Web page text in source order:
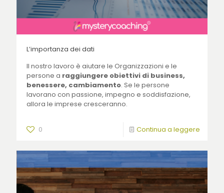
L’importanza dei dati
Il nostro lavoro è aiutare le Organizzazioni e le
persone a raggiungere obiettivi di business,
benessere, cambiamento. Se le persone
lavorano con passione, impegno e soddisfazione,
allora le imprese cresceranno.
0 Continua a leggere